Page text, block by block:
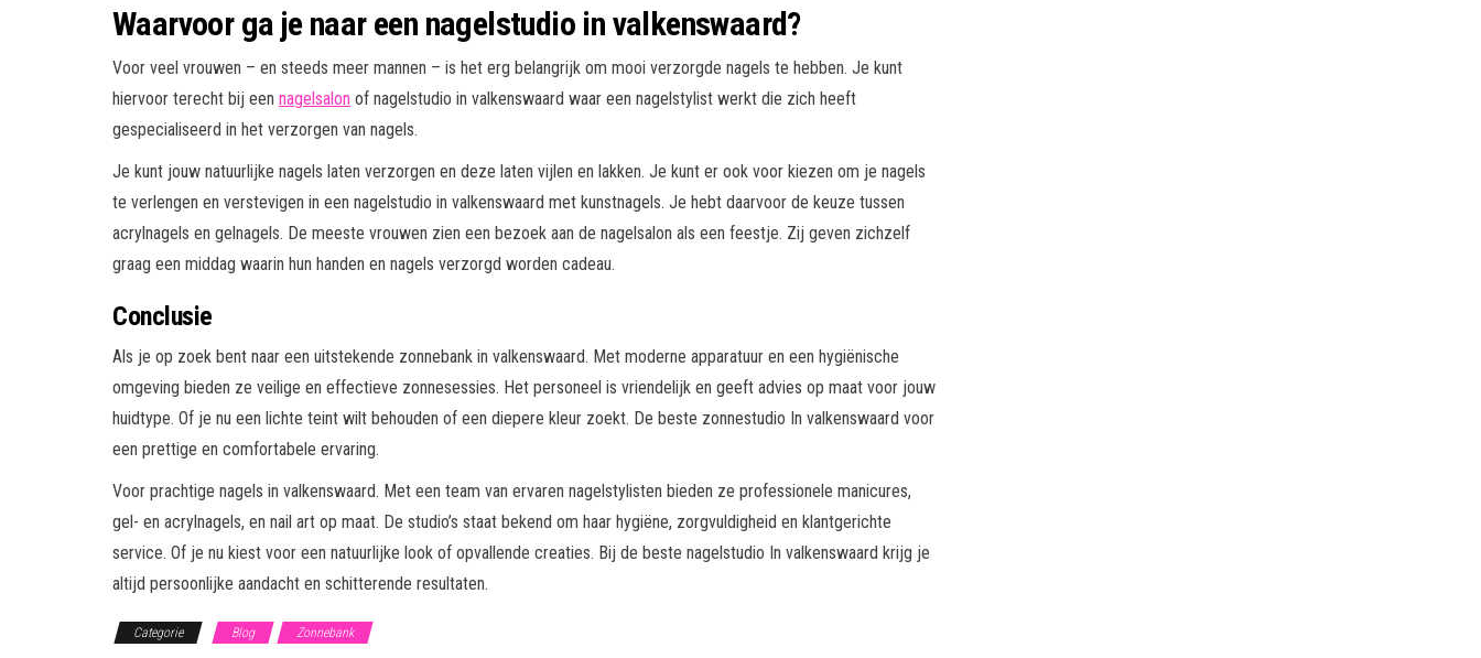
Waarvoor ga je naar een nagelstudio in valkenswaard?
Voor veel vrouwen – en steeds meer mannen – is het erg belangrijk om mooi verzorgde nagels te hebben. Je kunt
hiervoor terecht bij een nagelsalon of nagelstudio in valkenswaard waar een nagelstylist werkt die zich heeft
gespecialiseerd in het verzorgen van nagels.
Je kunt jouw natuurlijke nagels laten verzorgen en deze laten vijlen en lakken. Je kunt er ook voor kiezen om je nagels
te verlengen en verstevigen in een nagelstudio in valkenswaard met kunstnagels. Je hebt daarvoor de keuze tussen
acrylnagels en gelnagels. De meeste vrouwen zien een bezoek aan de nagelsalon als een feestje. Zij geven zichzelf
graag een middag waarin hun handen en nagels verzorgd worden cadeau.
Conclusie
Als je op zoek bent naar een uitstekende zonnebank in valkenswaard. Met moderne apparatuur en een hygiënische
omgeving bieden ze veilige en effectieve zonnesessies. Het personeel is vriendelijk en geeft advies op maat voor jouw
huidtype. Of je nu een lichte teint wilt behouden of een diepere kleur zoekt. De beste zonnestudio In valkenswaard voor
een prettige en comfortabele ervaring.
Voor prachtige nagels in valkenswaard. Met een team van ervaren nagelstylisten bieden ze professionele manicures,
gel- en acrylnagels, en nail art op maat. De studio’s staat bekend om haar hygiëne, zorgvuldigheid en klantgerichte
service. Of je nu kiest voor een natuurlijke look of opvallende creaties. Bij de beste nagelstudio In valkenswaard krijg je
altijd persoonlijke aandacht en schitterende resultaten.
Categorie Blog Zonnebank